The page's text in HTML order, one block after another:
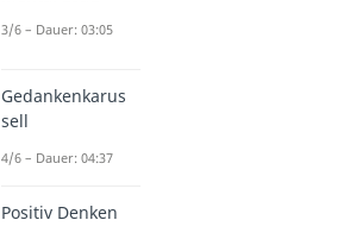
3/6 – Dauer: 03:05
Gedankenkarus
sell
4/6 – Dauer: 04:37
Positiv Denken